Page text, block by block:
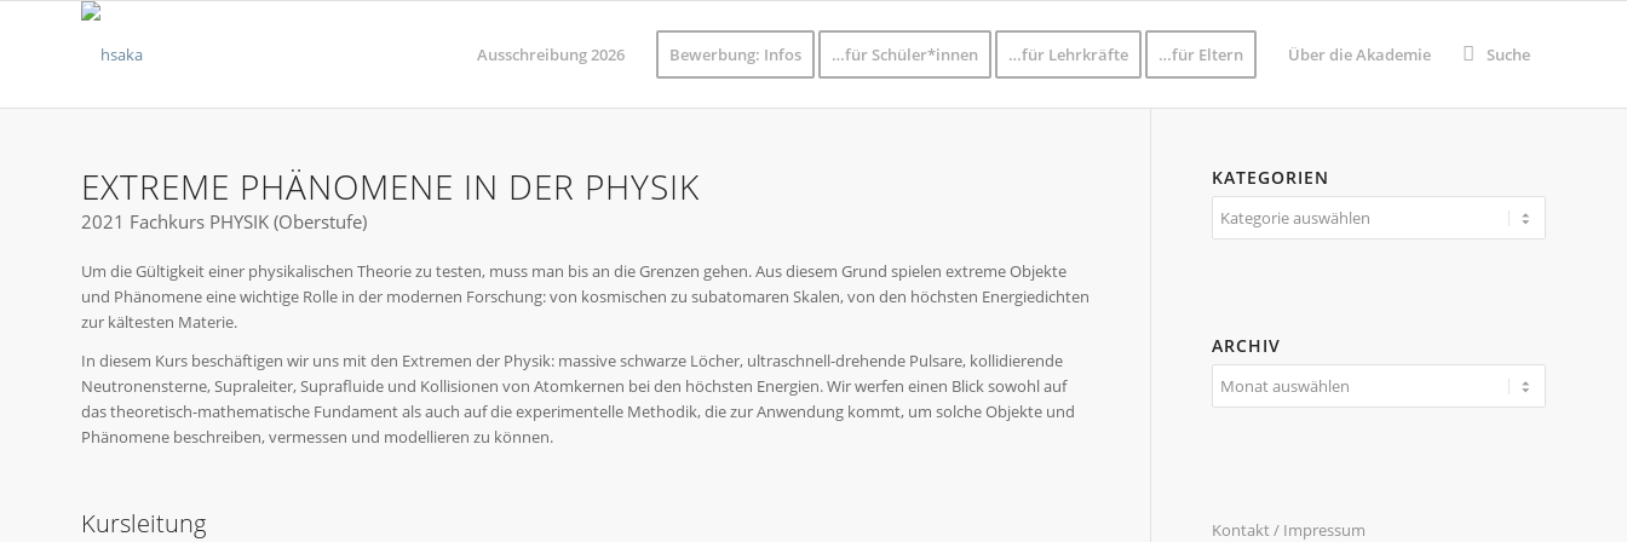
Ausschreibung 2026 Bewerbung: Infos …für Schüler*innen …für Lehrkräfte …für Eltern Über die Akademie Suche
EXTREME PHÄNOMENE IN DER PHYSIK
2021 Fachkurs PHYSIK (Oberstufe)
Um die Gültigkeit einer physikalischen Theorie zu testen, muss man bis an die Grenzen gehen. Aus diesem Grund spielen extreme Objekte
und Phänomene eine wichtige Rolle in der modernen Forschung: von kosmischen zu subatomaren Skalen, von den höchsten Energiedichten
zur kältesten Materie.
In diesem Kurs beschäftigen wir uns mit den Extremen der Physik: massive schwarze Löcher, ultraschnell-drehende Pulsare, kollidierende
Neutronensterne, Supraleiter, Suprafluide und Kollisionen von Atomkernen bei den höchsten Energien. Wir werfen einen Blick sowohl auf
das theoretisch-mathematische Fundament als auch auf die experimentelle Methodik, die zur Anwendung kommt, um solche Objekte und
Phänomene beschreiben, vermessen und modellieren zu können.
Kursleitung
KATEGORIEN
Kategorien
ARCHIV
Kontakt / Impressum